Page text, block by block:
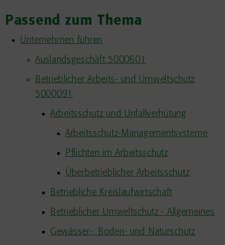
Passend zum Thema
Unternehmen führen
Auslandsgeschäft 5000601
Betrieblicher Arbeits- und Umweltschutz
5000091
Arbeitsschutz und Unfallverhütung
Arbeitsschutz-Managementsysteme
Pflichten im Arbeitsschutz
Überbetrieblicher Arbeitsschutz
Betriebliche Kreislaufwirtschaft
Betrieblicher Umweltschutz - Allgemeines
Gewässer-, Boden- und Naturschutz